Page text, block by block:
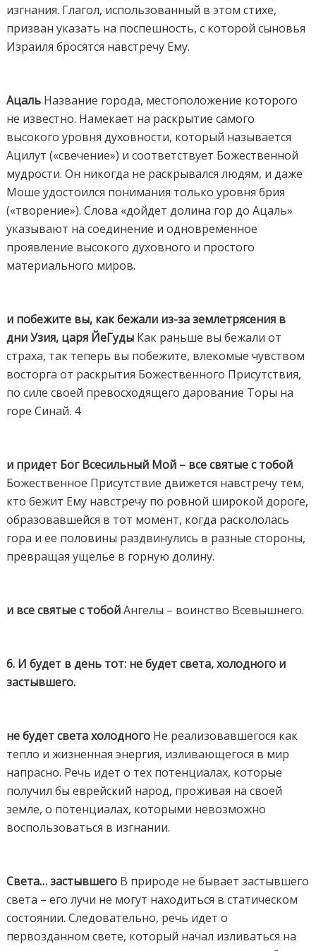
изгнания. Глагол, использованный в этом стихе,
призван указать на поспешность, с которой сыновья
Израиля бросятся навстречу Ему.
Ацаль Название города, местоположение которого
не известно. Намекает на раскрытие самого
высокого уровня духовности, который называется
Ацилут («свечение») и соответствует Божественной
мудрости. Он никогда не раскрывался людям, и даже
Моше удостоился понимания только уровня брия
(«творение»). Слова «дойдет долина гор до Ацаль»
указывают на соединение и одновременное
проявление высокого духовного и простого
материального миров.
и побежите вы, как бежали из-за землетрясения в
дни Узия, царя ЙеГуды Как раньше вы бежали от
страха, так теперь вы побежите, влекомые чувством
восторга от раскрытия Божественного Присутствия,
по силе своей превосходящего дарование Торы на
горе Синай. 4
и придет Бог Всесильный Мой – все святые с тобой
Божественное Присутствие движется навстречу тем,
кто бежит Ему навстречу по ровной широкой дороге,
образовавшейся в тот момент, когда раскололась
гора и ее половины раздвинулись в разные стороны,
превращая ущелье в горную долину.
и все святые с тобойАнгелы – воинство Всевышнего.
6. И будет в день тот: не будет света, холодного и
застывшего.
не будет света холодного Не реализовавшегося как
тепло и жизненная энергия, изливающегося в мир
напрасно. Речь идет о тех потенциалах, которые
получил бы еврейский народ, проживая на своей
земле, о потенциалах, которыми невозможно
воспользоваться в изгнании.
Света… застывшего В природе не бывает застывшего
света – его лучи не могут находиться в статическом
состоянии. Следовательно, речь идет о
первозданном свете, который начал изливаться на